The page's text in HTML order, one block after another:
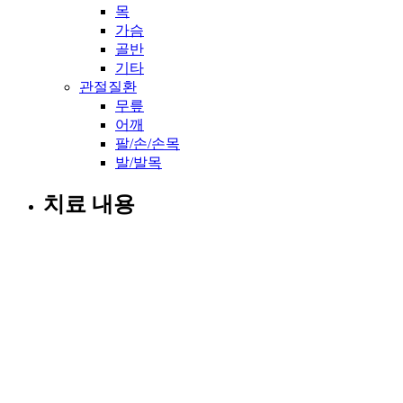
목
가슴
골반
기타
관절질환
무릎
어깨
팔/손/손목
발/발목
치료 내용